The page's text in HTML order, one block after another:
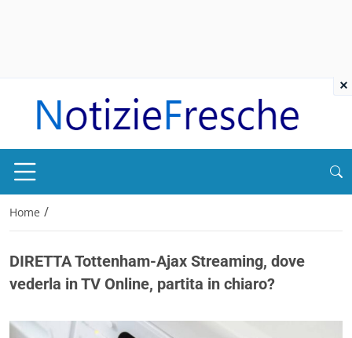
Home /
DIRETTA Tottenham-Ajax Streaming, dove
vederla in TV Online, partita in chiaro?
×